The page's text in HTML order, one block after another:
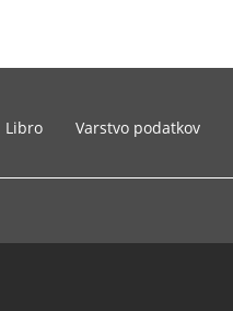
Libro Varstvo podatkov